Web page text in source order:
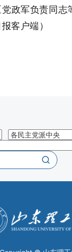
政军负责同志
客户端）